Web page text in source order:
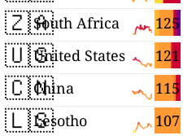
🇿🇦 125
South Africa
🇺🇸 121
United States
🇨🇳 115
China
🇱🇸 107
Lesotho